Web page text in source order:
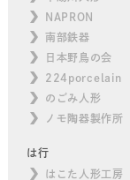
NAPRON
南部鉄器
日本野鳥の会
224porcelain
のごみ人形
ノモ陶器製作所
は行
はこた人形工房